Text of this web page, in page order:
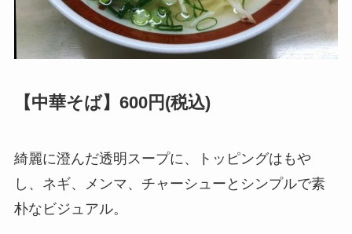
【中華そば】600円(税込)
綺麗に澄んだ透明スープに、トッピングはもや
し、ネギ、メンマ、チャーシューとシンプルで素
朴なビジュアル。